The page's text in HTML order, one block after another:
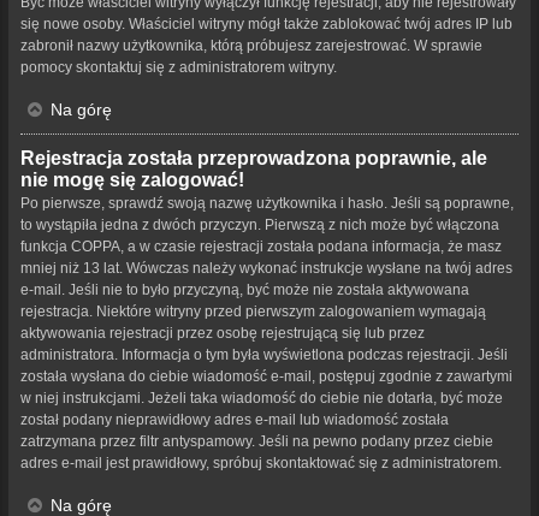
się nowe osoby. Właściciel witryny mógł także zablokować twój adres IP lub
zabronił nazwy użytkownika, którą próbujesz zarejestrować. W sprawie
pomocy skontaktuj się z administratorem witryny.
Na górę
Rejestracja została przeprowadzona poprawnie, ale
nie mogę się zalogować!
Po pierwsze, sprawdź swoją nazwę użytkownika i hasło. Jeśli są poprawne,
to wystąpiła jedna z dwóch przyczyn. Pierwszą z nich może być włączona
funkcja COPPA, a w czasie rejestracji została podana informacja, że masz
mniej niż 13 lat. Wówczas należy wykonać instrukcje wysłane na twój adres
e-mail. Jeśli nie to było przyczyną, być może nie została aktywowana
rejestracja. Niektóre witryny przed pierwszym zalogowaniem wymagają
aktywowania rejestracji przez osobę rejestrującą się lub przez
administratora. Informacja o tym była wyświetlona podczas rejestracji. Jeśli
została wysłana do ciebie wiadomość e-mail, postępuj zgodnie z zawartymi
w niej instrukcjami. Jeżeli taka wiadomość do ciebie nie dotarła, być może
został podany nieprawidłowy adres e-mail lub wiadomość została
zatrzymana przez filtr antyspamowy. Jeśli na pewno podany przez ciebie
adres e-mail jest prawidłowy, spróbuj skontaktować się z administratorem.
Na górę